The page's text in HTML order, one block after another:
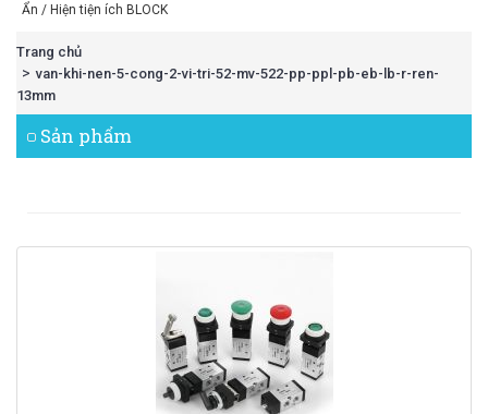
Ẩn / Hiện tiện ích BLOCK
Trang chủ
van-khi-nen-5-cong-2-vi-tri-52-mv-522-pp-ppl-pb-eb-lb-r-ren-
13mm
Sản phẩm